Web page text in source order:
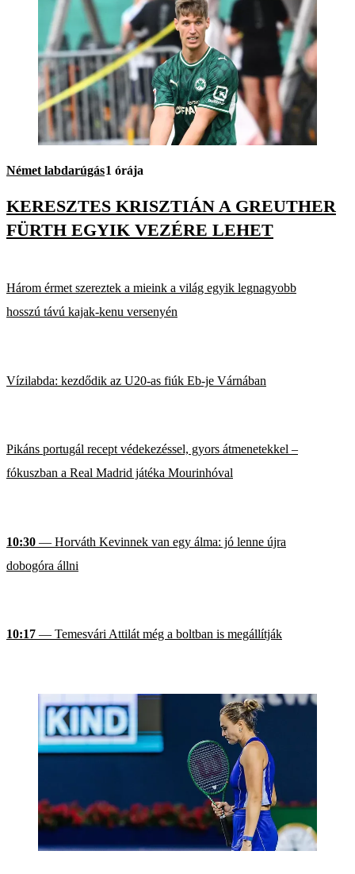
Német labdarúgás1 órája
KERESZTES KRISZTIÁN A GREUTHER
FÜRTH EGYIK VEZÉRE LEHET
Három érmet szereztek a mieink a világ egyik legnagyobb
hosszú távú kajak-kenu versenyén
Vízilabda: kezdődik az U20-as fiúk Eb-je Várnában
Pikáns portugál recept védekezéssel, gyors átmenetekkel –
fókuszban a Real Madrid játéka Mourinhóval
10:30 — Horváth Kevinnek van egy álma: jó lenne újra
dobogóra állni
10:17 — Temesvári Attilát még a boltban is megállítják